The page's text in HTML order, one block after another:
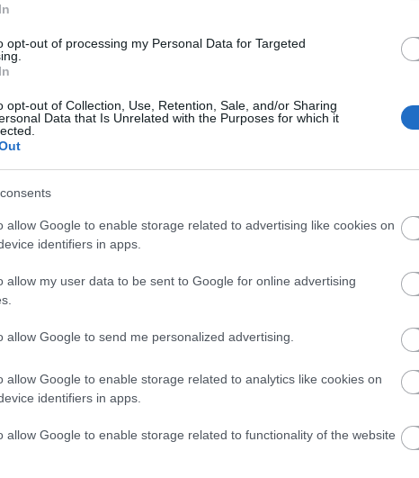
opt-out of processing my Personal Data for Targeted
opt-out of Collection, Use, Retention, Sale, and/or Sharing
Data that Is Unrelated with the Purposes for which it
allow Google to enable storage related to advertising like cookies on
identifiers in apps.
allow my user data to be sent to Google for online advertising
allow Google to send me personalized advertising.
allow Google to enable storage related to analytics like cookies on
identifiers in apps.
allow Google to enable storage related to functionality of the website
(Juha és Bornhammar) minek erőltetjük, ma is 2 gólt kaptunk
és hátrányban is. Érdekes....
meccse a csapatnak, bár az előttem hozzászólóval kicsit
kivéve a 3. harmad első 5-6 percét.
is csak kínlódnak az osztrákok ellen, két harmad után
az osztrákok.
napok, ez ma az volt. Mondjuk jobb lett volna, ha a Graz vagy
Zagreb ellen vesztett pontok kétszeresen fájnak. Ezzel együtt
és Bornhammar 2 jó hátvéd szerintem! én inkább Horvátot
nem egy neki sajna:S
21:43:56